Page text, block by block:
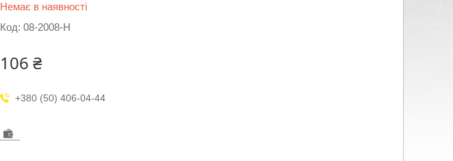
Немає в наявності
Код: 08-2008-H
106 ₴
+380 (50) 406-04-44